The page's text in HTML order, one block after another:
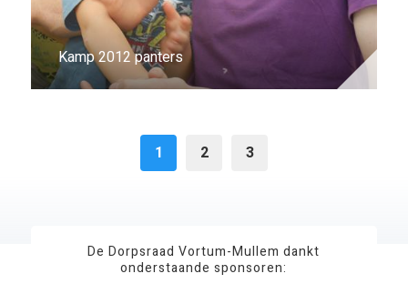
Kamp 2012 panters
1 2 3
De Dorpsraad Vortum-Mullem dankt
onderstaande sponsoren: